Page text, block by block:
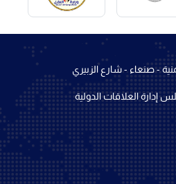
- صنعاء - شارع الزبيري
إدارة العلاقات الدولية